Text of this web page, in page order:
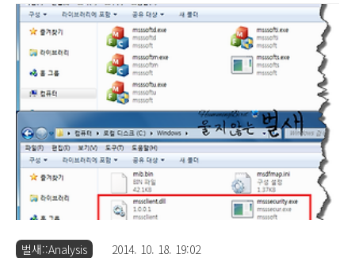
그램은 기존의 TopToolN 광고 프로그램의 구조와 유사성이 강한
것으로 확인되고 있으므로 참고하시기 바랍니다. "Windows exapl
Uninstall" 광고 프로그램은 Themida Packer로 제작되어 가상 환
경 및 분석 도구가 설치되어 있는 PC 환경에서는 설치가 이루어지
지 않으므로, "국내 광고 프로그램 설치 및 동작 방해하는 방법" 게
시글을 참조하여 이런 류의 프로그램이 설치되지 않도록 사전에 예
방하시길 권장..
벌새::Analysis 2014. 10. 18. 19:02